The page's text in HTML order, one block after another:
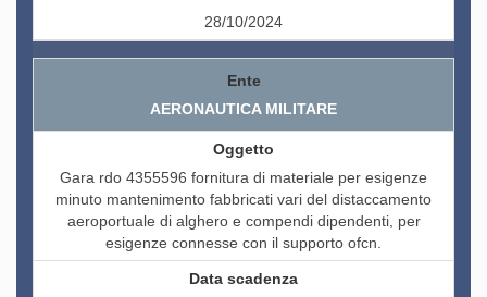
28/10/2024
AERONAUTICA MILITARE
Gara rdo 4355596 fornitura di materiale per esigenze
minuto mantenimento fabbricati vari del distaccamento
aeroportuale di alghero e compendi dipendenti, per
esigenze connesse con il supporto ofcn.